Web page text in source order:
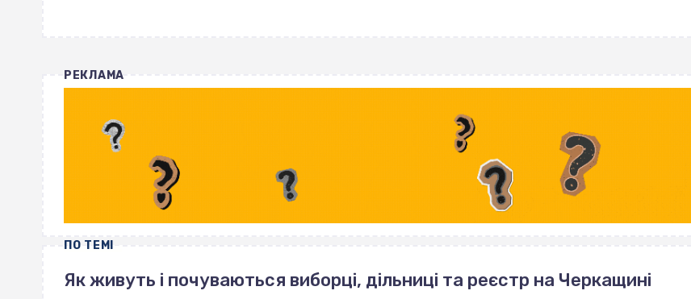
РЕКЛАМА
ПО ТЕМІ
Як живуть і почуваються виборці, дільниці та реєстр на Черкащині